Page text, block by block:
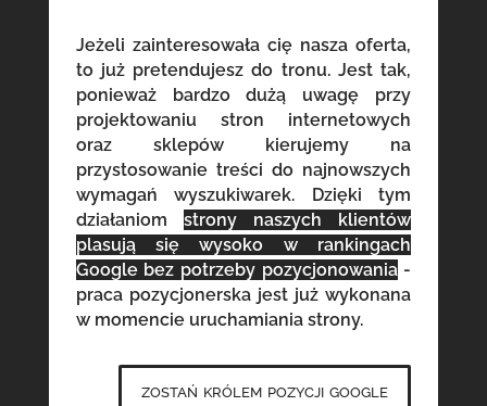
Jeżeli zainteresowała cię nasza oferta,
to już pretendujesz do tronu. Jest tak,
ponieważ bardzo dużą uwagę przy
projektowaniu stron internetowych
oraz sklepów kierujemy na
przystosowanie treści do najnowszych
wymagań wyszukiwarek. Dzięki tym
działaniom strony naszych klientów
plasują się wysoko w rankingach
Google bez potrzeby pozycjonowania-
praca pozycjonerska jest już wykonana
w momencie uruchamiania strony.
zostań królem pozycji google